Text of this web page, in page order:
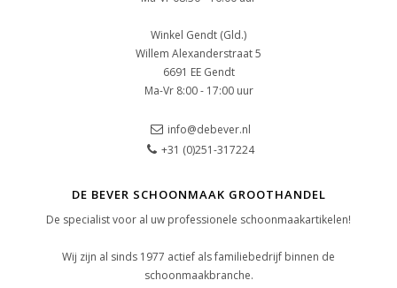
Winkel Gendt (Gld.)
Willem Alexanderstraat 5
6691 EE Gendt
Ma-Vr 8:00 - 17:00 uur
info@debever.nl
+31 (0)251-317224
DE BEVER SCHOONMAAK GROOTHANDEL
De specialist voor al uw professionele schoonmaakartikelen!
Wij zijn al sinds 1977 actief als familiebedrijf binnen de
schoonmaakbranche.